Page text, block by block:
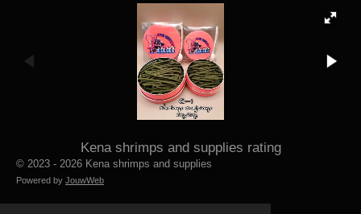
Kena shrimps and supplies rating
© 2023 - 2026 Kena shrimps and supplies
Powered by JouwWeb